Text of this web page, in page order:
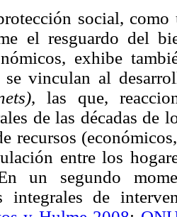
social,
el resguardo del
exhibe
se vinculan al
, las que,
de las décadas de
recursos
entre los
un segundo
integrales de